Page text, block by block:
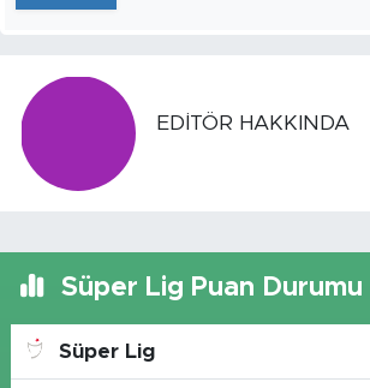
EDITÖR HAKKINDA
Süper Lig Puan Durumu
Süper Lig